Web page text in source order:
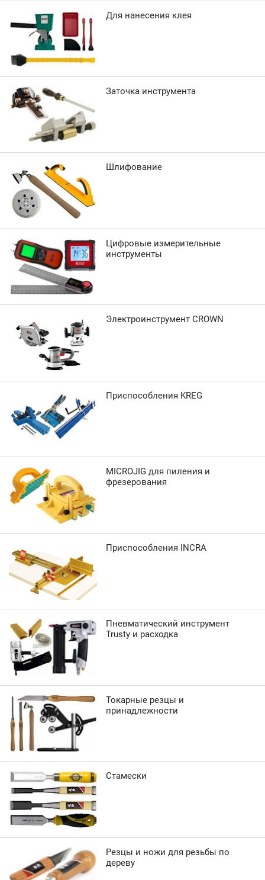
Для нанесения клея
Заточка инструмента
Шлифование
Цифровые измерительные
инструменты
Электроинструмент CROWN
Приспособления KREG
MICROJIG для пиления и
фрезерования
Приспособления INCRA
Пневматический инструмент
Trusty и расходка
Токарные резцы и
принадлежности
Стамески
Резцы и ножи для резьбы по
дереву